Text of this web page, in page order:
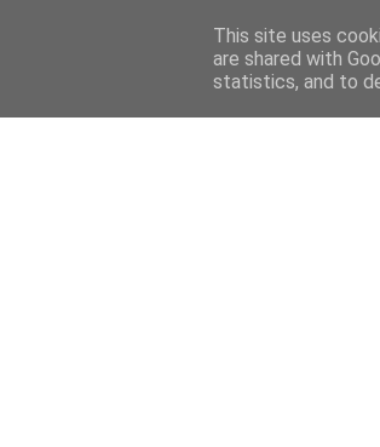
Home
This site uses
are shared with
statistics, and to